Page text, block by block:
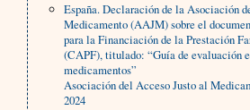
España. Declaración de la Asociación
Medicamento (AAJM) sobre el
para la Financiación de la Prestación
(CAPF), titulado: “Guía de evaluación
medicamentos”
Asociación del Acceso Justo al
2024